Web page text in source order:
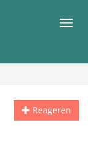
Reageren